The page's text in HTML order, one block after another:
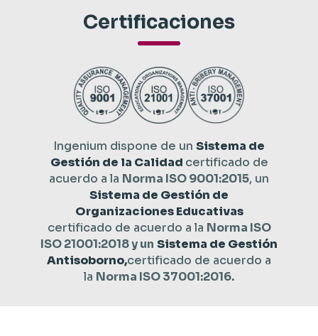
Certificaciones
Ingenium dispone de un Sistema de
Gestión de la Calidad certificado de
acuerdo a la Norma ISO 9001:2015, un
Sistema de Gestión de
Organizaciones Educativas
certificado de acuerdo a la Norma ISO
ISO 21001:2018 y un Sistema de Gestión
Antisoborno,certificado de acuerdo a
la Norma ISO 37001:2016.